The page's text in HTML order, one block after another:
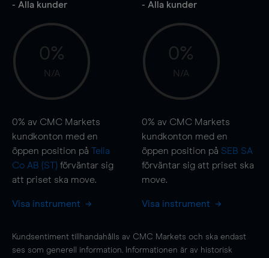
- Alla kunder
0%
N/A
0% av CMC Markets
kundkonton med en
öppen position på Telia
Co AB (ST) förväntar sig
att priset ska move.
Visa instrument
- Alla kunder
0%
N/A
0% av CMC Markets
kundkonton med en
öppen position på SEB SA
förväntar sig att priset ska
move.
Visa instrument
Kundsentiment tillhandahålls av CMC Markets och ska endast
ses som generell information. Informationen är av historisk